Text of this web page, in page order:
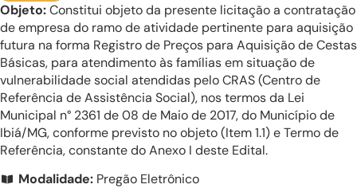
Objeto:Constitui objeto da presente licitação a contratação
de empresa do ramo de atividade pertinente para aquisição
futura na forma Registro de Preços para Aquisição de Cestas
Básicas, para atendimento às famílias em situação de
vulnerabilidade social atendidas pelo CRAS (Centro de
Referência de Assistência Social), nos termos da Lei
Municipal n° 2361 de 08 de Maio de 2017, do Município de
Ibiá/MG, conforme previsto no objeto (Item 1.1) e Termo de
Referência, constante do Anexo I deste Edital.
Modalidade:Pregão Eletrônico